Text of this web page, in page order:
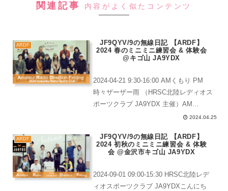
関連記事 内容がよく似たコンテンツ
ARDF
JF9QYV/9の無線日記 【ARDF】
2024 春のミニミニ練習会 & 体験会
@キゴ山 JA9YDX
2024-04-21 9:30-16:00 AMくもり PM
時々ザーザー雨 （HRSC北陸レディオス
ポーツクラブ JA9YDX 主催）AM
144MHz練習会・体験者用座学PM
始144MHz2024...
2024.04.25
ARDF
JF9QYV/9の無線日記 【ARDF】
2024 初秋のミニミニ練習会 & 体験
会 @金沢市キゴ山 JA9YDX
2024-09-01 09:00-15:30 HRSC北陸レデ
ィオスポーツクラブ JA9YDXこんにち